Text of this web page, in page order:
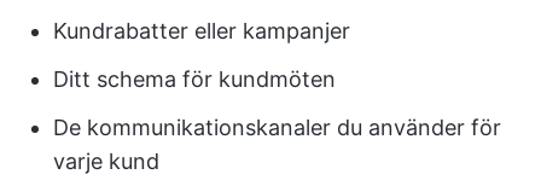
Kundrabatter eller kampanjer
Ditt schema för kundmöten
De kommunikationskanaler du använder för
varje kund